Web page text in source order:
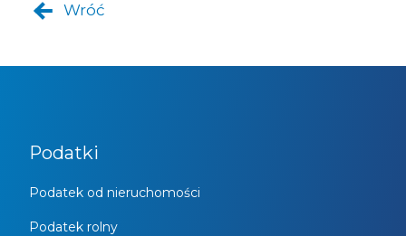
Wróć
Podatki
Podatek od nieruchomości
Podatek rolny